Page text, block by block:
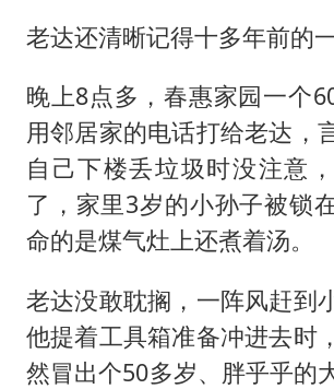
老达还清晰记得十多年前的一
晚上8点多，春惠家园一个
用邻居家的电话打给老达，
自己下楼丢垃圾时没注意
了，家里3岁的小孙子被锁
命的是煤气灶上还煮着汤。
老达没敢耽搁，一阵风赶到
他提着工具箱准备冲进去时
然冒出个50多岁、胖乎乎的